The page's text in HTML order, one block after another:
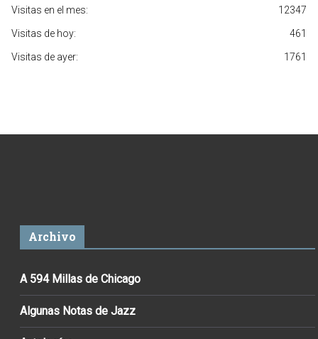
12347
Visitas en el mes:
461
Visitas de hoy:
1761
Visitas de ayer:
Archivo
A 594 Millas de Chicago
Algunas Notas de Jazz